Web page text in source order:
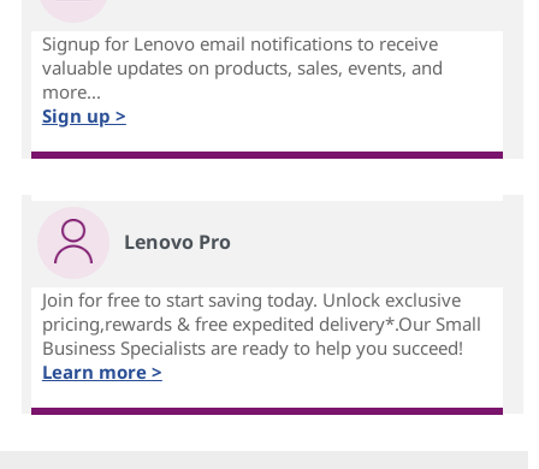
Signup for Lenovo email notifications to receive
valuable updates on products, sales, events, and
more...
Sign up >
Lenovo Pro
Join for free to start saving today. Unlock exclusive
pricing,rewards & free expedited delivery*.Our Small
Business Specialists are ready to help you succeed!
Learn more >